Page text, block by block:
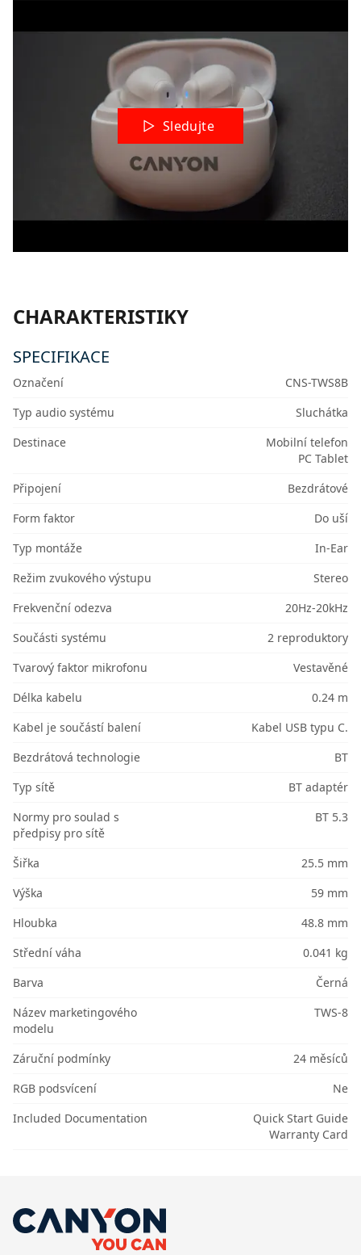
Sledujte
CHARAKTERISTIKY
SPECIFIKACE
Označení
CNS-TWS8B
Typ audio systému
Sluchátka
Destinace
Mobilní telefon
PC Tablet
Připojení
Bezdrátové
Form faktor
Do uší
Typ montáže
In-Ear
Režim zvukového výstupu
Stereo
Frekvenční odezva
20Hz-20kHz
Součásti systému
2 reproduktory
Tvarový faktor mikrofonu
Vestavěné
Délka kabelu
0.24 m
Kabel je součástí balení
Kabel USB typu C.
Bezdrátová technologie
BT
Typ sítě
BT adaptér
Normy pro soulad s
předpisy pro sítě
BT 5.3
Šiřka
25.5 mm
Výška
59 mm
Hloubka
48.8 mm
Střední váha
0.041 kg
Barva
Černá
Název marketingového
modelu
TWS-8
Záruční podmínky
24 měsíců
RGB podsvícení
Ne
Included Documentation
Quick Start Guide
Warranty Card